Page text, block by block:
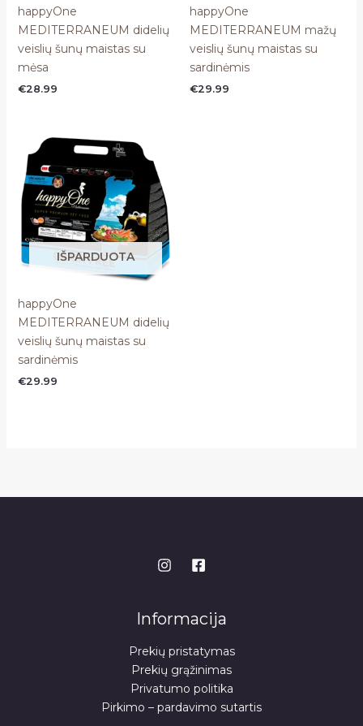
happyOne
MEDITERRANEUM didelių
veislių šunų maistas su
mėsa
€28.99
happyOne
MEDITERRANEUM mažų
veislių šunų maistas su
sardinėmis
€29.99
IŠPARDUOTA
happyOne
MEDITERRANEUM didelių
veislių šunų maistas su
sardinėmis
€29.99
Informacija
Prekių pristatymas
Prekių grąžinimas
Privatumo politika
Pirkimo – pardavimo sutartis